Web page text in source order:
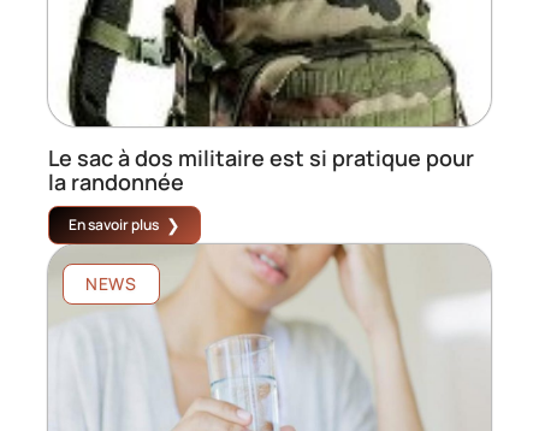
Le sac à dos militaire est si pratique pour
la randonnée
En savoir plus
NEWS